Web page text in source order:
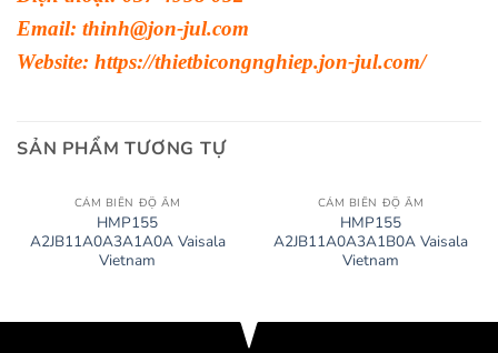
Email: thinh@jon-jul.com
Website: https://thietbicongnghiep.jon-jul.com/
SẢN PHẨM TƯƠNG TỰ
CẢM BIẾN ĐỘ ẨM
HMP155
A2JB11A0A3A1A0A Vaisala
Vietnam
CẢM BIẾN ĐỘ ẨM
HMP155
A2JB11A0A3A1B0A Vaisala
Vietnam